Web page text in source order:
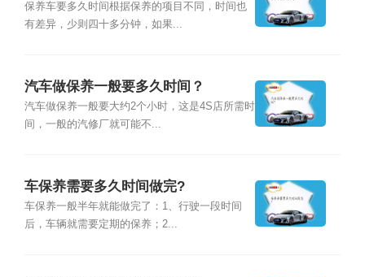
保养车要多久时间根据保养的项目不同，时间也
有差异，少则四十多分钟，如果...
汽车做保养一般要多久时间？
汽车做保养一般要大约2个小时，这是4S店所需时
间，一般的汽修厂就可能不...
车保养需要多久时间做完?
车保养一般半年就能做完了：1、行驶一段时间
后，车辆就需要定期的保养；2...